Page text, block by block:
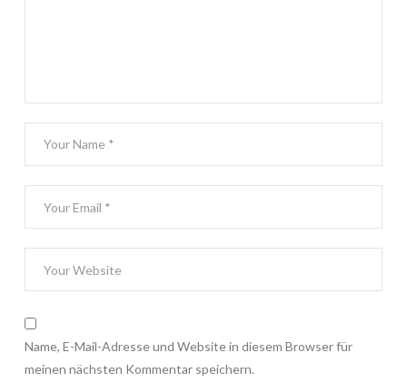
Name, E-Mail-Adresse und Website in diesem Browser für
meinen nächsten Kommentar speichern.